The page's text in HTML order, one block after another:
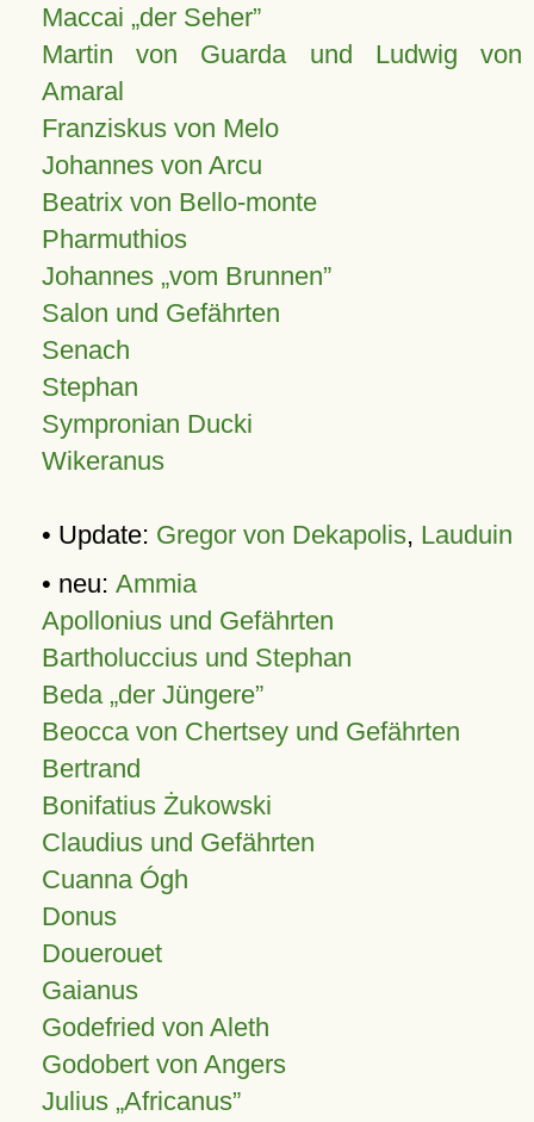
Maccai „der Seher”
Martin von Guarda und Ludwig von
Amaral
Franziskus von Melo
Johannes von Arcu
Beatrix von Bello-monte
Pharmuthios
Johannes vom Brunnen
Salon und Gefährten
Senach
Stephan
Sympronian Ducki
Wikeranus
• Update: Gregor von Dekapolis, Lauduin
• neu: Ammia
Apollonius und Gefährten
Bartholuccius und Stephan
Beda „der Jüngere”
Beocca von Chertsey und Gefährten
Bertrand
Bonifatius Żukowski
Claudius und Gefährten
Cuanna Ógh
Donus
Douerouet
Gaianus
Godefried von Aleth
Godobert von Angers
Julius Africanus